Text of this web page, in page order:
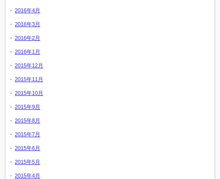
2016年4月
2016年3月
2016年2月
2016年1月
2015年12月
2015年11月
2015年10月
2015年9月
2015年8月
2015年7月
2015年6月
2015年5月
2015年4月